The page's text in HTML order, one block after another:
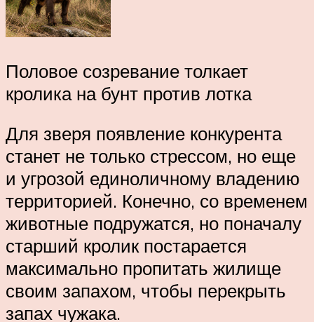
Половое созревание толкает
кролика на бунт против лотка
Для зверя появление конкурента
станет не только стрессом, но еще
и угрозой единоличному владению
территорией. Конечно, со временем
животные подружатся, но поначалу
старший кролик постарается
максимально пропитать жилище
своим запахом, чтобы перекрыть
запах чужака.